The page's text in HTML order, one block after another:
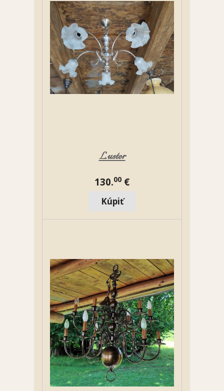
Luster
130.00 €